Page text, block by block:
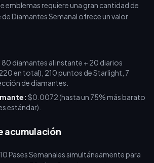
emblemas requiere una gran cantidad de
Diamantes Semanal ofrece un valor
80 diamantes al instante + 20 diarios
en total), 210 puntos de Starlight, 7
de diamantes.
$0.0072 (hasta un 75% más barato
estándar).
acumulación
Pases Semanales simultáneamente para